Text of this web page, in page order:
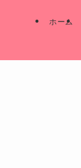
ホーム